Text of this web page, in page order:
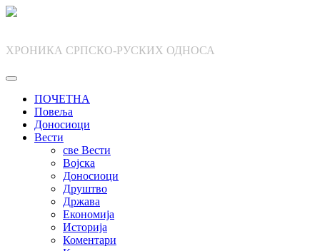
Skip
ХРОНИКА СРПСКО-РУСКИХ ОДНОСА
ПОЧЕТНА
Повеља
Доносиоци
Вести
све Вести
Војска
Доносиоци
Друштво
Држава
Економија
Историја
Коментари